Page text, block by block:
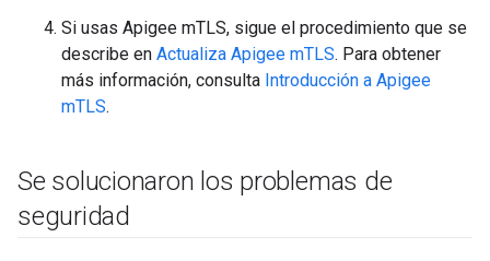
Si usas Apigee mTLS, sigue el procedimiento que se
describe en Actualiza Apigee mTLS. Para obtener
más información, consulta Introducción a Apigee
mTLS.
Se solucionaron los problemas de
seguridad